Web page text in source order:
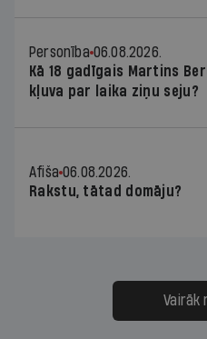
Personība 06.08.2026.
Kā 18 gadīgais Martins
kļuva par laika ziņu seju?
Afiša 06.08.2026.
Rakstu, tātad domāju?
Vairāk